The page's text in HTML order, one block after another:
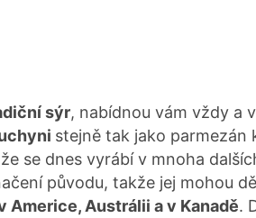
sýr, nabídnou vám vždy a
stejně tak jako parmezán
se dnes vyrábí v mnoha
původu, takže jej mohou
Americe, Austrálii a v Kanadě.